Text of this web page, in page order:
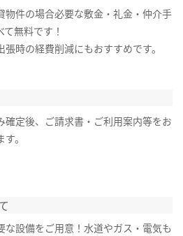
物件の場合必要な敷金・礼金・仲介手
無料です！
張時の経費削減にもおすすめです。
確定後、ご請求書・ご利用案内等をお
。
な設備をご用意！水道やガス・電気も